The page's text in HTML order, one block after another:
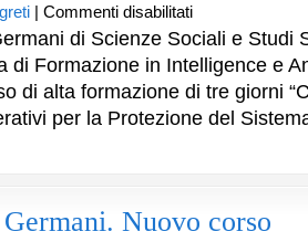
Commenti disabilitatisu
STRATEGICI
E
OPERATIVI
LA
di Scienze Sociali e Studi
di Formazione in Intelligence e
di alta formazione di tre giorni
per la Protezione del
Nuovo corso